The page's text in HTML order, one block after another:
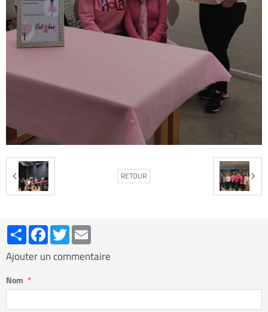
RETOUR
PartagerFacebookTwitter
Ajouter un commentaire
Nom